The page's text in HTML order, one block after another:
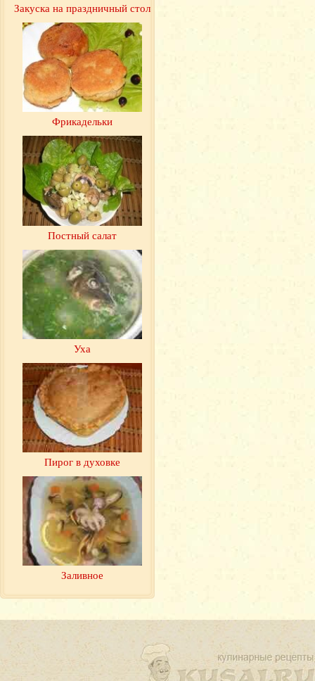
Закуска на праздничный стол
Фрикадельки
Постный салат
Уха
Пирог в духовке
Заливное